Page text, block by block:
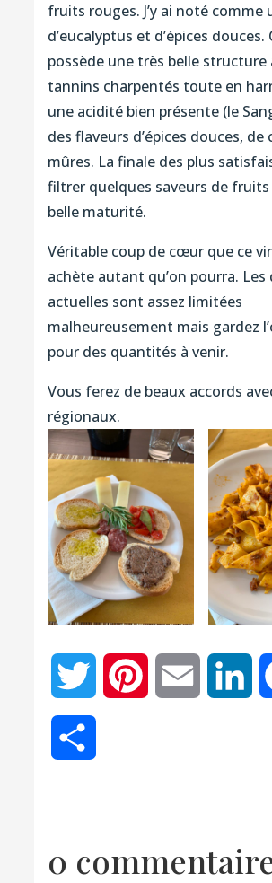
fruits rouges. J’y ai noté comme
d’eucalyptus et d’épices douces.
possède une très belle structure
tannins charpentés toute en
une acidité bien présente (le
des flaveurs d’épices douces, de
mûres. La finale des plus
filtrer quelques saveurs de fruits
belle maturité.
Véritable coup de cœur que ce
achète autant qu’on pourra.
actuelles sont assez limitées
malheureusement mais gardez
pour des quantités à venir.
Vous ferez de beaux accords
régionaux.
Twitter Pinterest Email
0